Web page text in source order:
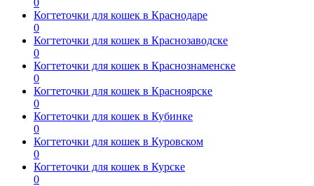
0
Когтеточки для кошек в Краснодаре
0
Когтеточки для кошек в Краснозаводске
0
Когтеточки для кошек в Краснознаменске
0
Когтеточки для кошек в Красноярске
0
Когтеточки для кошек в Кубинке
0
Когтеточки для кошек в Куровском
0
Когтеточки для кошек в Курске
0